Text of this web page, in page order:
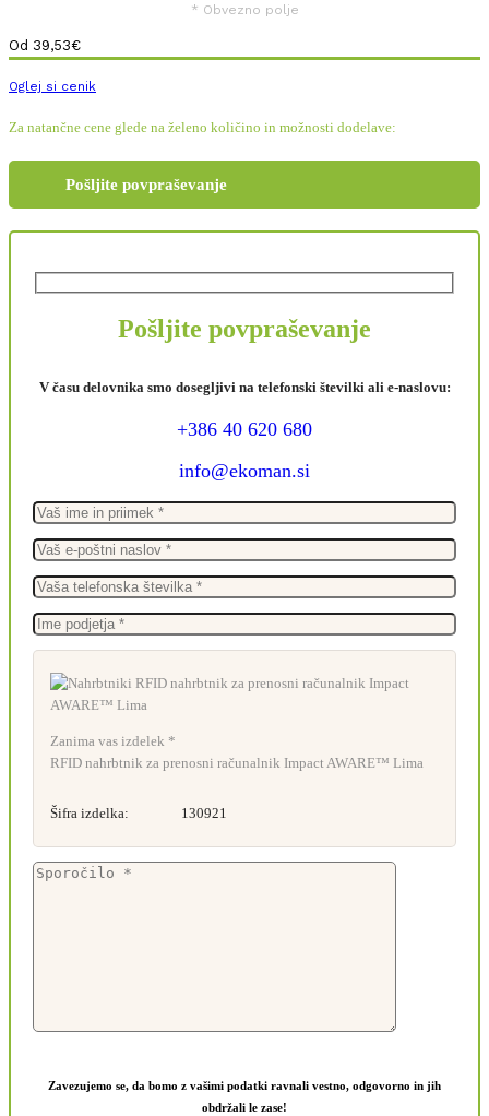
* Obvezno polje
Od 39,53€
Oglej si cenik
Za natančne cene glede na želeno količino in možnosti dodelave:
Pošljite povpraševanje
Pošljite povpraševanje
V času delovnika smo dosegljivi na telefonski številki ali e-naslovu:
+386 40 620 680
info@ekoman.si
Zanima vas izdelek *
RFID nahrbtnik za prenosni računalnik Impact AWARE™ Lima
Šifra izdelka: 130921
Zavezujemo se, da bomo z vašimi podatki ravnali vestno, odgovorno in jih
obdržali le zase!